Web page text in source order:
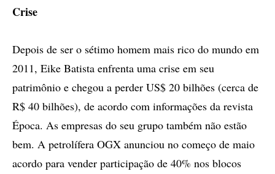
Crise
Depois de ser o sétimo homem mais rico do mundo em
2011, Eike Batista enfrenta uma crise em seu
patrimônio e chegou a perder US$ 20 bilhões (cerca de
R$ 40 bilhões), de acordo com informações da revista
Época. As empresas do seu grupo também não estão
bem. A petrolífera OGX anunciou no começo de maio
acordo para vender participação de 40% nos blocos